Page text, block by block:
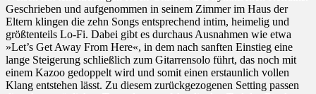
Geschrieben und aufgenommen in seinem Zimmer im Haus der
Eltern klingen die zehn Songs entsprechend intim, heimelig und
größtenteils Lo-Fi. Dabei gibt es durchaus Ausnahmen wie etwa
»Let’s Get Away From Here«, in dem nach sanften Einstieg eine
lange Steigerung schließlich zum Gitarrensolo führt, das noch mit
einem Kazoo gedoppelt wird und somit einen erstaunlich vollen
Klang entstehen lässt. Zu diesem zurückgezogenen Setting passen